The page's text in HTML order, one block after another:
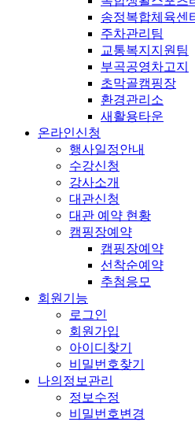
송정복합체육센
주차관리팀
교통복지지원팀
부곡공영차고지
초막골캠핑장
환경관리소
새활용타운
온라인신청
행사일정안내
수강신청
강사소개
대관신청
대관 예약 현황
캠핑장예약
캠핑장예약
선착순예약
추첨응모
회원기능
로그인
회원가입
아이디찾기
비밀번호찾기
나의정보관리
정보수정
비밀번호변경